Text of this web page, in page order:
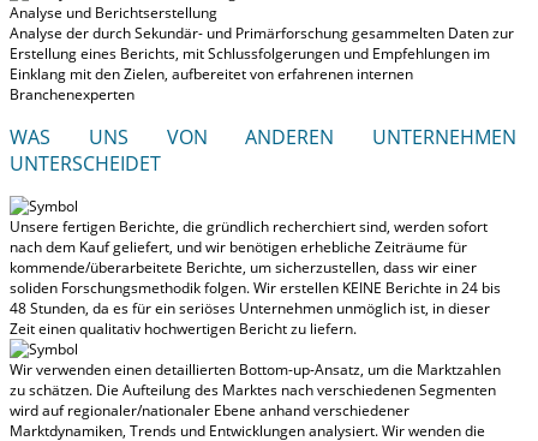
Analyse und Berichtserstellung
Analyse der durch Sekundär- und Primärforschung gesammelten Daten zur
Erstellung eines Berichts, mit Schlussfolgerungen und Empfehlungen im
Einklang mit den Zielen, aufbereitet von erfahrenen internen
Branchenexperten
WAS UNS VON ANDEREN UNTERNEHMEN
UNTERSCHEIDET
Unsere fertigen Berichte, die gründlich recherchiert sind, werdensofort
nach dem Kauf geliefert, und wir benötigen erhebliche Zeiträume für
kommende/überarbeitete Berichte, um sicherzustellen, dass wir einer
soliden Forschungsmethodik folgen.Wir erstellen KEINE Berichte in 24 bis
48 Stunden, da es für ein seriöses Unternehmen unmöglich ist, in dieser
Zeit einen qualitativ hochwertigen Bericht zu liefern.
Wir verwenden einen detaillierten Bottom-up-Ansatz, um die Marktzahlen
zu schätzen. Die Aufteilung des Marktes nach verschiedenen Segmenten
wird auf regionaler/nationaler Ebene anhand verschiedener
Marktdynamiken, Trends und Entwicklungen analysiert.Wir wenden die